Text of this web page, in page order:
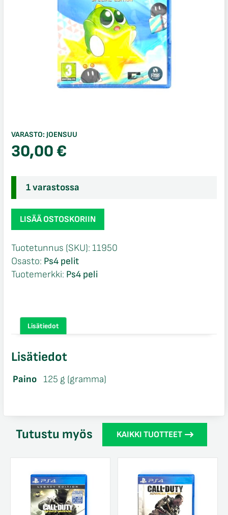
VARASTO: JOENSUU
30,00€
1 varastossa
Gimmick!
Special
NIB
Ps4
määrä
LISÄÄ OSTOSKORIIN
Tuotetunnus (SKU): 11950
Osasto: Ps4 pelit
Tuotemerkki: Ps4 peli
Lisätiedot
Lisätiedot
Paino 125 g (gramma)
Tutustu myös KAIKKI TUOTTEET